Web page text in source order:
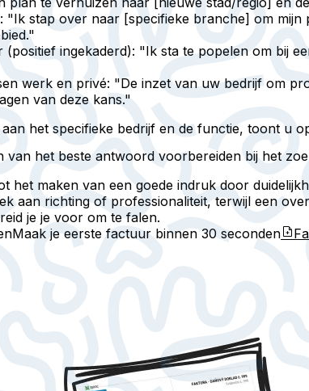
: "Ik stap over naar [specifieke branche] om mijn
ingekaderd): "Ik sta te popelen om bij
werk en privé: "De inzet van uw bedrijf om
van deze kans."
het specifieke bedrijf en de functie, toont u
van het beste antwoord voorbereiden bij het
het maken van een goede indruk door
aan richting of professionaliteit, terwijl een
je je voor om te falen.
Maak je eerste factuur binnen 30 seconden